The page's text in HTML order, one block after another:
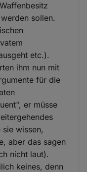
sollen.
etc.).
ihm nun mit
für die
er müsse
wissen,
aber das sagen
nicht laut).
keines, denn